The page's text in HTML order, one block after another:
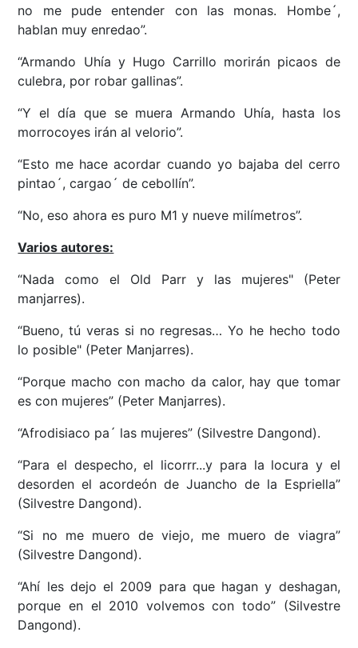
no me pude entender con las monas. Hombe´,
hablan muy enredao”.
“Armando Uhía y Hugo Carrillo morirán picaos de
culebra, por robar gallinas”.
“Y el día que se muera Armando Uhía, hasta los
morrocoyes irán al velorio”.
“Esto me hace acordar cuando yo bajaba del cerro
pintao´, cargao´ de cebollín”.
“No, eso ahora es puro M1 y nueve milímetros”.
Varios autores:
“Nada como el Old Parr y las mujeres" (Peter
manjarres).
“Bueno, tú veras si no regresas… Yo he hecho todo
lo posible" (Peter Manjarres).
“Porque macho con macho da calor, hay que tomar
es con mujeres” (Peter Manjarres).
“Afrodisiaco pa´ las mujeres” (Silvestre Dangond).
“Para el despecho, el licorrr...y para la locura y el
desorden el acordeón de Juancho de la Espriella”
(Silvestre Dangond).
“Si no me muero de viejo, me muero de viagra”
(Silvestre Dangond).
“Ahí les dejo el 2009 para que hagan y deshagan,
porque en el 2010 volvemos con todo” (Silvestre
Dangond).